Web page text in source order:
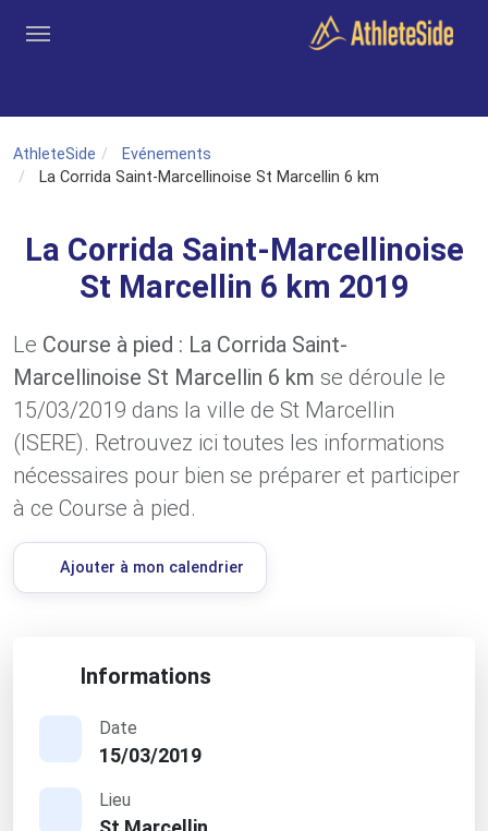
AthleteSide
Evénements
La Corrida Saint-Marcellinoise St Marcellin 6 km
La Corrida Saint-Marcellinoise
St Marcellin 6 km 2019
Le Course à pied : La Corrida Saint-
Marcellinoise St Marcellin 6 km se déroule le
15/03/2019 dans la ville de St Marcellin
(ISERE). Retrouvez ici toutes les informations
nécessaires pour bien se préparer et participer
à ce Course à pied.
Ajouter à mon calendrier
Informations
Date
15/03/2019
Lieu